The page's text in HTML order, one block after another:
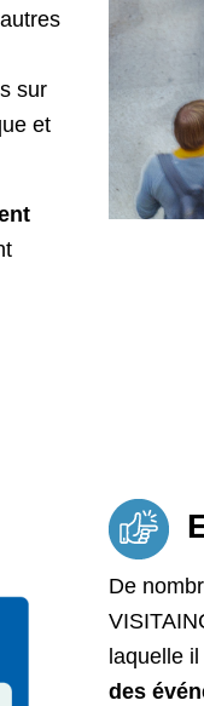
sur
et
De
laquelle
des